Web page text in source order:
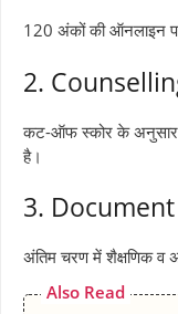
120 अंकों की ऑनलाइन
2.
कट-ऑफ स्कोर के अनुसार
है।
3.
अंतिम चरण में शैक्षणिक व
Also Read